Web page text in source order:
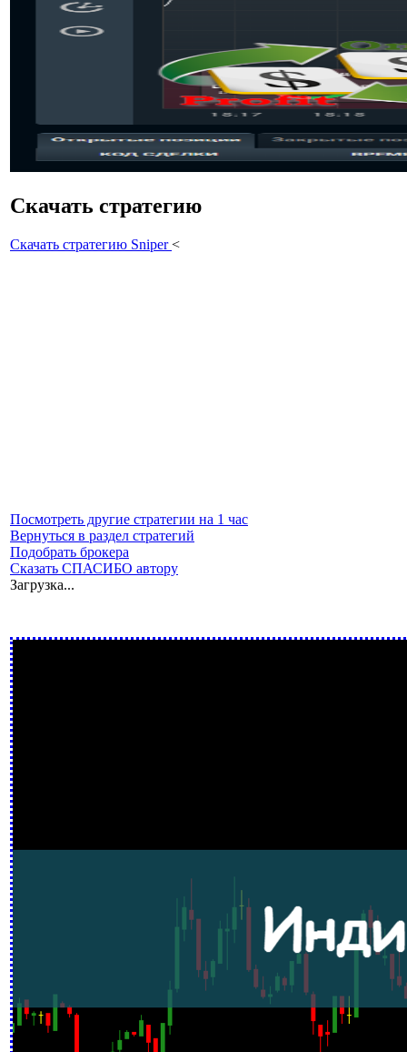
Скачать стратегию
Скачать стратегию Sniper<
Посмотреть другие стратегии на 1 час
Вернуться в раздел стратегий
Подобрать брокера
Сказать СПАСИБО автору
Загрузка...